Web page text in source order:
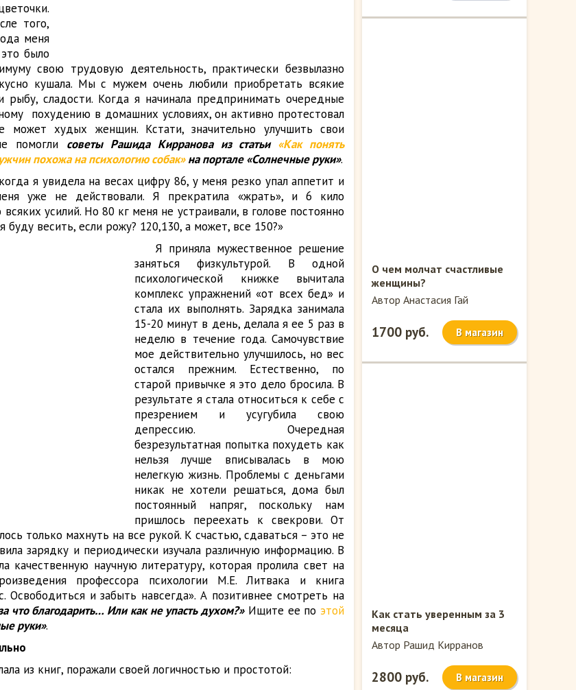
того,
меня
было
свою трудовую деятельность, практически безвылазно
кушала. Мы с мужем очень любили приобретать всякие
рыбу, сладости. Когда я начинала предпринимать очередные
похудению в домашних условиях, он активно протестовал
может худых женщин. Кстати, значительно улучшить свои
помогли советы Рашида Кирранова из статьи «Как понять
похожа на психологию собак»на портале «Солнечные руки».
я увидела на весах цифру 86, у меня резко упал аппетит и
уже не действовали. Я прекратила «жрать», и 6 кило
усилий. Но 80 кг меня не устраивали, в голове постоянно
буду весить, если рожу? 120,130, а может, все 150?»
Я приняла мужественное решение
заняться физкультурой. В одной
психологической книжке вычитала
комплекс упражнений «от всех бед» и
стала их выполнять. Зарядка занимала
15-20 минут в день, делала я ее 5 раз в
неделю в течение года. Самочувствие
мое действительно улучшилось, но вес
остался прежним. Естественно, по
старой привычке я это дело бросила. В
результате я стала относиться к себе с
презрением и усугубила свою
депрессию. Очередная
безрезультатная попытка похудеть как
нельзя лучше вписывалась в мою
нелегкую жизнь. Проблемы с деньгами
никак не хотели решаться, дома был
постоянный напряг, поскольку нам
пришлось переехать к свекрови. От
только махнуть на все рукой. К счастью, сдаваться – это не
зарядку и периодически изучала различную информацию. В
качественную научную литературу, которая пролила свет на
профессора психологии М.Е. Литвака и книга
и забыть навсегда». А позитивнее смотреть на
что благодарить… Или как не упасть духом?»Ищите ее по этой
руки».
из книг, поражали своей логичностью и простотой:
О чем молчат счастливые
женщины?
Автор Анастасия Гай
1700 руб. В магазин
Как стать уверенным за 3
месяца
Автор Рашид Кирранов
2800 руб. В магазин